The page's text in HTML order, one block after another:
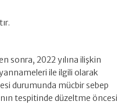
sonra, 2022 yılına ilişkin
ile ilgili olarak
durumunda mücbir sebep
tespitinde düzeltme öncesi